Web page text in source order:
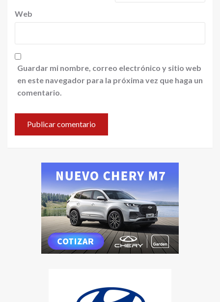
Web
Guardar mi nombre, correo electrónico y sitio web
en este navegador para la próxima vez que haga un
comentario.